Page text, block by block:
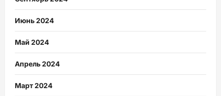
Июнь 2024
Май 2024
Апрель 2024
Март 2024